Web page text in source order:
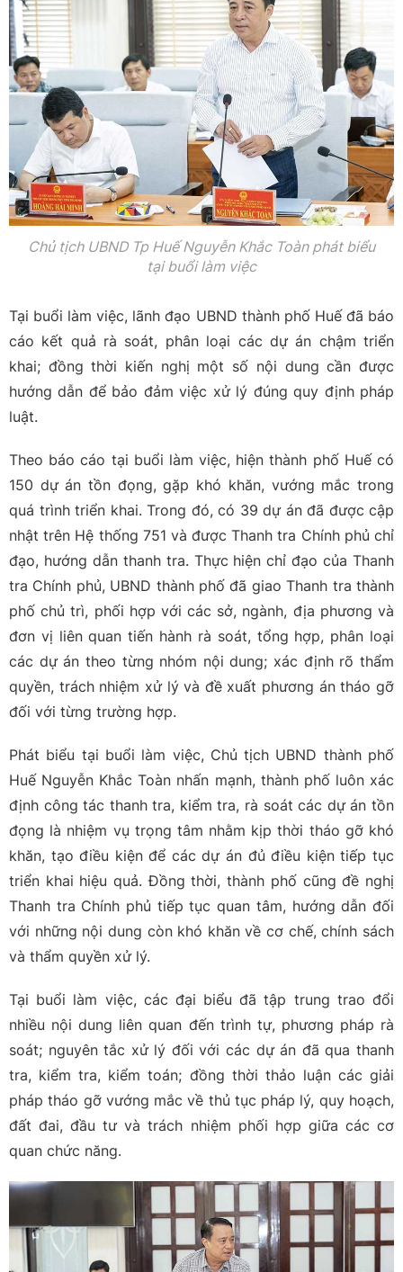
Chủ tịch UBND Tp Huế Nguyễn Khắc Toàn phát biểu
tại buổi làm việc
Tại buổi làm việc, lãnh đạo UBND thành phố Huế đã báo
cáo kết quả rà soát, phân loại các dự án chậm triển
khai; đồng thời kiến nghị một số nội dung cần được
hướng dẫn để bảo đảm việc xử lý đúng quy định pháp
luật.
Theo báo cáo tại buổi làm việc, hiện thành phố Huế có
150 dự án tồn đọng, gặp khó khăn, vướng mắc trong
quá trình triển khai. Trong đó, có 39 dự án đã được cập
nhật trên Hệ thống 751 và được Thanh tra Chính phủ chỉ
đạo, hướng dẫn thanh tra. Thực hiện chỉ đạo của Thanh
tra Chính phủ, UBND thành phố đã giao Thanh tra thành
phố chủ trì, phối hợp với các sở, ngành, địa phương và
đơn vị liên quan tiến hành rà soát, tổng hợp, phân loại
các dự án theo từng nhóm nội dung; xác định rõ thẩm
quyền, trách nhiệm xử lý và đề xuất phương án tháo gỡ
đối với từng trường hợp.
Phát biểu tại buổi làm việc, Chủ tịch UBND thành phố
Huế Nguyễn Khắc Toàn nhấn mạnh, thành phố luôn xác
định công tác thanh tra, kiểm tra, rà soát các dự án tồn
đọng là nhiệm vụ trọng tâm nhằm kịp thời tháo gỡ khó
khăn, tạo điều kiện để các dự án đủ điều kiện tiếp tục
triển khai hiệu quả. Đồng thời, thành phố cũng đề nghị
Thanh tra Chính phủ tiếp tục quan tâm, hướng dẫn đối
với những nội dung còn khó khăn về cơ chế, chính sách
và thẩm quyền xử lý.
Tại buổi làm việc, các đại biểu đã tập trung trao đổi
nhiều nội dung liên quan đến trình tự, phương pháp rà
soát; nguyên tắc xử lý đối với các dự án đã qua thanh
tra, kiểm tra, kiểm toán; đồng thời thảo luận các giải
pháp tháo gỡ vướng mắc về thủ tục pháp lý, quy hoạch,
đất đai, đầu tư và trách nhiệm phối hợp giữa các cơ
quan chức năng.